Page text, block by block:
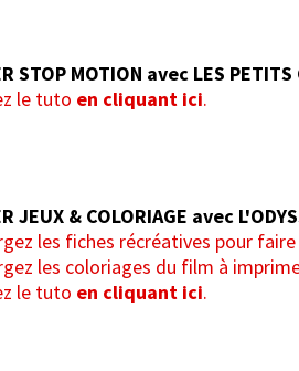
STOP MOTION avec LES PETITS
le tuto en cliquant ici.
JEUX & COLORIAGE avec
les fiches récréatives pour
les coloriages du film à
le tuto en cliquant ici.